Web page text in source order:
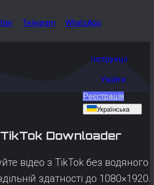
Telegram WhatsApp
Інструкції
Увійти
Реєстрація
Українська
TikTok Downloader
відео з TikTok без водяного
здатності до 1080×1920.